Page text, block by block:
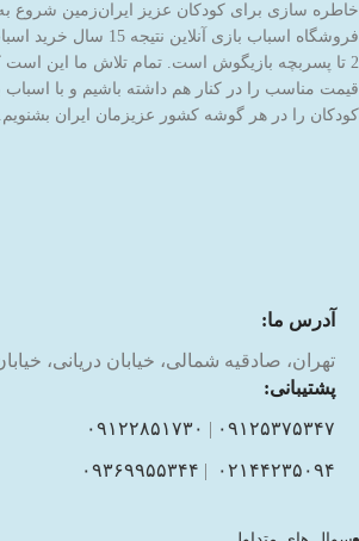
خاطره سازی برای کودکان عزیز ایران‌زمین شروع
فروشگاه اسباب بازی
2 تا پسربچه بازیگوش است. تمام تلاش ما این است
قیمت مناسب را در کنار هم داشته باشیم و با اسباب
کودکان را در هر گوشه کشور عزیزمان ایران بشنویم.
آدرس ما:
تهران، صادقیه شمالی، خیابان دریانی، خیابان
پشتیبانی:
۰۹۱۲۵۳۷۵۳۴۷ | ۰۹۱۲۲۸۵۱۷۳۰
۰۲۱۴۴۲۳۵۰۹۴ | ۰۹۳۶۹۹۵۵۳۴۴